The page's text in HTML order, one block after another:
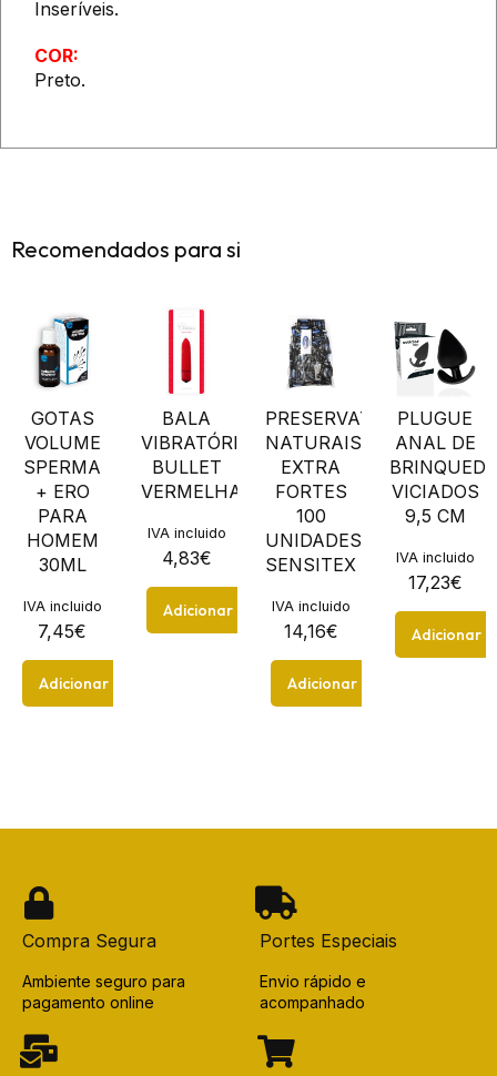
Inseríveis.
COR:
Preto.
Recomendados para si
GOTAS
VOLUME
SPERMA
+ ERO
PARA
HOMEM
30ML
7,45€
IVA incluido
Adicionar
BALA
VIBRATÓRIA
BULLET
VERMELHA
4,83€
IVA incluido
Adicionar
PRESERVATIVOS
NATURAIS
EXTRA
FORTES
100
UNIDADES
SENSITEX
14,16€
IVA incluido
Adicionar
PLUGUE
ANAL DE
VICIADOS
9,5 CM
17,23€
IVA incluido
Adicionar
Compra Segura
Ambiente seguro para
pagamento online
Portes Especiais
Envio rápido e
acompanhado